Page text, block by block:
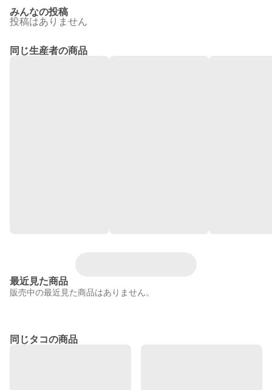
みんなの投稿
投稿はありません
同じ生産者の商品
最近見た商品
販売中の最近見た商品はありません。
同じタコの商品